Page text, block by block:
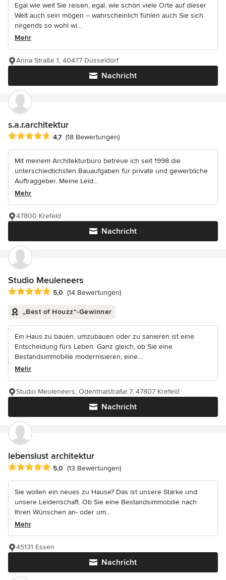
Egal wie weit Sie reisen, egal, wie schön viele Orte auf dieser
Welt auch sein mögen – wahrscheinlich fühlen auch Sie sich
nirgends so wohl wi...
Mehr
Nachricht
Anna Straße 1, 40477 Düsseldorf
s.a.r.architektur
Durchschnittliche Bewertung: 4.7 von 5 Sternen
4,7 (18 Bewertungen)
Mit meinem Architekturbüro betreue ich seit 1998 die
unterschiedlichsten Bauaufgaben für private und gewerbliche
Auftraggeber. Meine Leid...
Mehr
Nachricht
47800 Krefeld
Studio Meuleneers
Durchschnittliche Bewertung: 5 von 5 Sternen
5,0 (14 Bewertungen)
„Best of Houzz“-Gewinner
Ein Haus zu bauen, umzubauen oder zu sanieren ist eine
Entscheidung fürs Leben. Ganz gleich, ob Sie eine
Bestandsimmobilie modernisieren, eine...
Mehr
Nachricht
Studio Meuleneers, Odenthalstraße 7, 47807 Krefeld
lebenslust architektur
Durchschnittliche Bewertung: 5 von 5 Sternen
5,0 (13 Bewertungen)
Sie wollen ein neues zu Hause? Das ist unsere Stärke und
unsere Leidenschaft. Ob Sie eine Bestandsimmobilie nach
Ihren Wünschen an- oder um...
Mehr
Nachricht
45131 Essen